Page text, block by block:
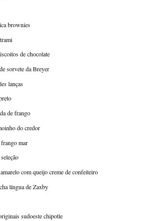
brownies
de chocolate
sorvete da Breyer
lanças
de frango
do credor
mar
com queijo creme de confeiteiro
língua de Zaxby
sudoeste chipotle